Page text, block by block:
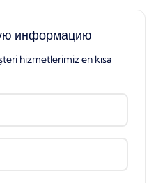
информацию
hizmetlerimiz en kısa